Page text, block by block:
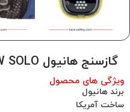
گازسنج هانیول BW SOLO
ویژگی های محصول
برند هانیول
ساخت آمریکا